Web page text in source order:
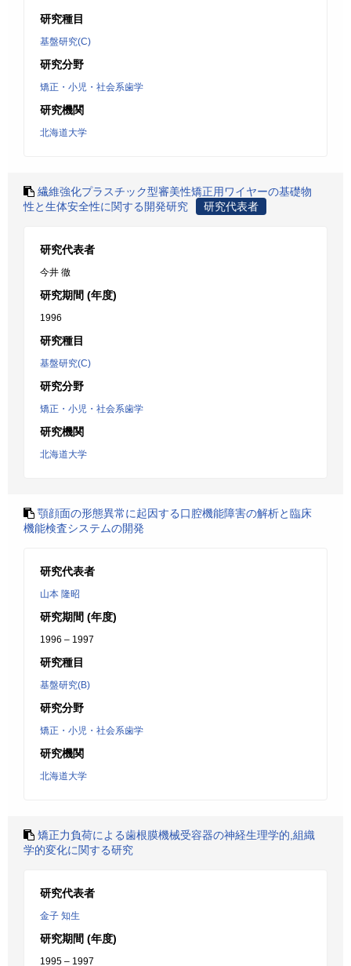
研究種目
基盤研究(C)
研究分野
矯正・小児・社会系歯学
研究機関
北海道大学
繊維強化プラスチック型審美性矯正用ワイヤーの基礎物
性と生体安全性に関する開発研究
研究代表者
研究代表者
今井 徹
研究期間 (年度)
1996
研究種目
基盤研究(C)
研究分野
矯正・小児・社会系歯学
研究機関
北海道大学
顎顔面の形態異常に起因する口腔機能障害の解析と臨床
機能検査システムの開発
研究代表者
山本 隆昭
研究期間 (年度)
1996 – 1997
研究種目
基盤研究(B)
研究分野
矯正・小児・社会系歯学
研究機関
北海道大学
矯正力負荷による歯根膜機械受容器の神経生理学的,組織
学的変化に関する研究
研究代表者
金子 知生
研究期間 (年度)
1995 – 1997